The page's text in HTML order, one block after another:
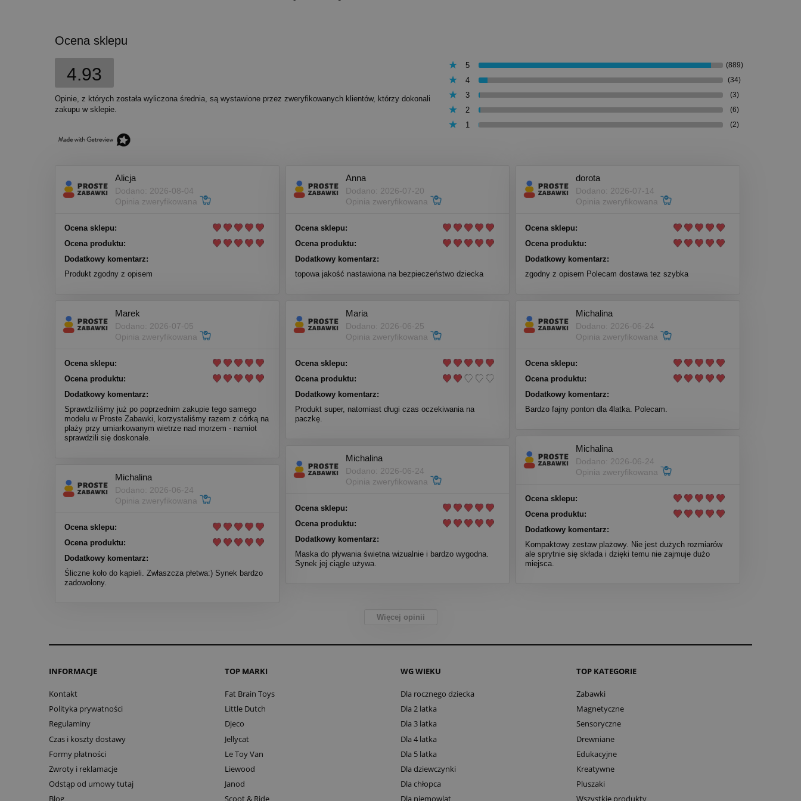
Ocena sklepu
4.93
Opinie, z których została wyliczona średnia, są wystawione przez zweryfikowanych klientów, którzy dokonali
zakupu w sklepie.
5 (889)
4 (34)
3 (3)
2 (6)
1 (2)
Alicja
Dodano: 2026-08-04
Opinia zweryfikowana
Ocena sklepu:
Ocena produktu:
Dodatkowy komentarz:
Produkt zgodny z opisem
Anna
Dodano: 2026-07-20
Opinia zweryfikowana
Ocena sklepu:
Ocena produktu:
Dodatkowy komentarz:
topowa jakość nastawiona na bezpieczeństwo dziecka
dorota
Dodano: 2026-07-14
Opinia zweryfikowana
Ocena sklepu:
Ocena produktu:
Dodatkowy komentarz:
zgodny z opisem Polecam dostawa tez szybka
Marek
Dodano: 2026-07-05
Opinia zweryfikowana
Ocena sklepu:
Ocena produktu:
Dodatkowy komentarz:
Sprawdziliśmy już po poprzednim zakupie tego samego
modelu w Proste Zabawki, korzystaliśmy razem z córką na
plaży przy umiarkowanym wietrze nad morzem - namiot
sprawdzili się doskonale.
Maria
Dodano: 2026-06-25
Opinia zweryfikowana
Ocena sklepu:
Ocena produktu:
Dodatkowy komentarz:
Produkt super, natomiast długi czas oczekiwania na
paczkę.
Michalina
Dodano: 2026-06-24
Opinia zweryfikowana
Ocena sklepu:
Ocena produktu:
Dodatkowy komentarz:
Bardzo fajny ponton dla 4latka. Polecam.
Michalina
Dodano: 2026-06-24
Opinia zweryfikowana
Ocena sklepu:
Ocena produktu:
Dodatkowy komentarz:
Kompaktowy zestaw plażowy. Nie jest dużych rozmiarów
ale sprytnie się składa i dzięki temu nie zajmuje dużo
miejsca.
Michalina
Dodano: 2026-06-24
Opinia zweryfikowana
Ocena sklepu:
Ocena produktu:
Dodatkowy komentarz:
Maska do pływania świetna wizualnie i bardzo wygodna.
Synek jej ciągle używa.
Michalina
Dodano: 2026-06-24
Opinia zweryfikowana
Ocena sklepu:
Ocena produktu:
Dodatkowy komentarz:
Śliczne koło do kąpieli. Zwłaszcza płetwa:) Synek bardzo
zadowolony.
Więcej opinii
INFORMACJE
Kontakt
Polityka prywatności
Regulaminy
Czas i koszty dostawy
Formy płatności
Zwroty i reklamacje
Odstąp od umowy tutaj
TOP MARKI
Fat Brain Toys
Little Dutch
Djeco
Jellycat
Le Toy Van
Liewood
Janod
WG WIEKU
Dla rocznego dziecka
Dla 2 latka
Dla 3 latka
Dla 4 latka
Dla 5 latka
Dla dziewczynki
Dla chłopca
TOP KATEGORIE
Zabawki
Magnetyczne
Sensoryczne
Drewniane
Edukacyjne
Kreatywne
Pluszaki